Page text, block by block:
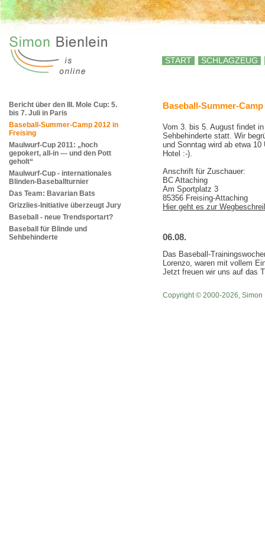
START SCHLAGZEUG
Bericht über den III. Mole Cup: 5.
bis 7. Juli in Paris
Baseball-Summer-Camp 2012 in
Freising
Maulwurf-Cup 2011: „hoch
gepokert, all-in --- und den Pott
geholt“
Maulwurf-Cup - internationales
Blinden-Baseballturnier
Das Team: Bavarian Bats
Grizzlies-Initiative überzeugt Jury
Baseball - neue Trendsportart?
Baseball für Blinde und
Sehbehinderte
Baseball-Summer-
Vom 3. bis 5. August findet
Sehbehinderte statt. Wir
und Sonntag wird ab etwa
Hotel :-).
Anschrift für Zuschauer:
BC Attaching
Am Sportplatz 3
85356 Freising-Attaching
Hier geht es zur
06.08.
Das Baseball-
Lorenzo, waren mit vollem
Jetzt freuen wir uns auf das
Copyright © 2000-2026, Simon